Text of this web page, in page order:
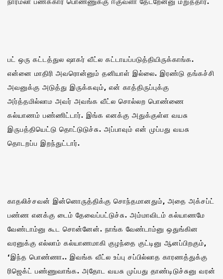
பட் ஒரு கட்டத்துல ஷாகர் வீட்ல கட்டாயப்படுத்தியிருக்காங்க.
என்னை மாதிரி அவரொன்னும் தனியாள் இல்லை. இரண்டு தங்கச்சி
அவனுக்கு அடுத்து இருக்கவும், என் காத்திருப்புக்கு
அர்த்தமில்லாம அவர் அவங்க வீட்ல சொல்லற பொண்ணை
கல்யாணம் பண்ணிட்டார். இங்க எனக்கு அதுக்குள்ள வயசு
இருபத்தியெட்டு தொட்டுடுச்சு. அப்பாவும் என் முப்பது வயசு
தொடறப்ப இறந்துட்டார்.
காதலிச்சவன் இன்னொருத்திக்கு சொந்தமானதும், அதை அக்சப்ட்
பண்ண எனக்கு டைம் தேவைப்பட்டுச்சு. அம்மாவிடம் கல்யாணமே
வேண்டாம்னு கூட சொன்னேன். நாங்க வேண்டாம்னு ஒதுங்கின
வரனுக்கு எல்லாம் கல்யாணமாகி குழந்தை குட்டினு ஆனப்பிறகும்,
‘இந்த பொண்ணா.. இவங்க வீட்ல உப்பு சப்பில்லாத காரணத்துக்கு
ரிஜெக்ட் பண்ணுவாங்க. அதோட வயசு முப்பது தாண்டிடுச்சுனு வரன்